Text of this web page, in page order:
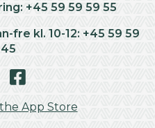
+45 59 59 59 55
fre kl. 10-12: +45 59 59